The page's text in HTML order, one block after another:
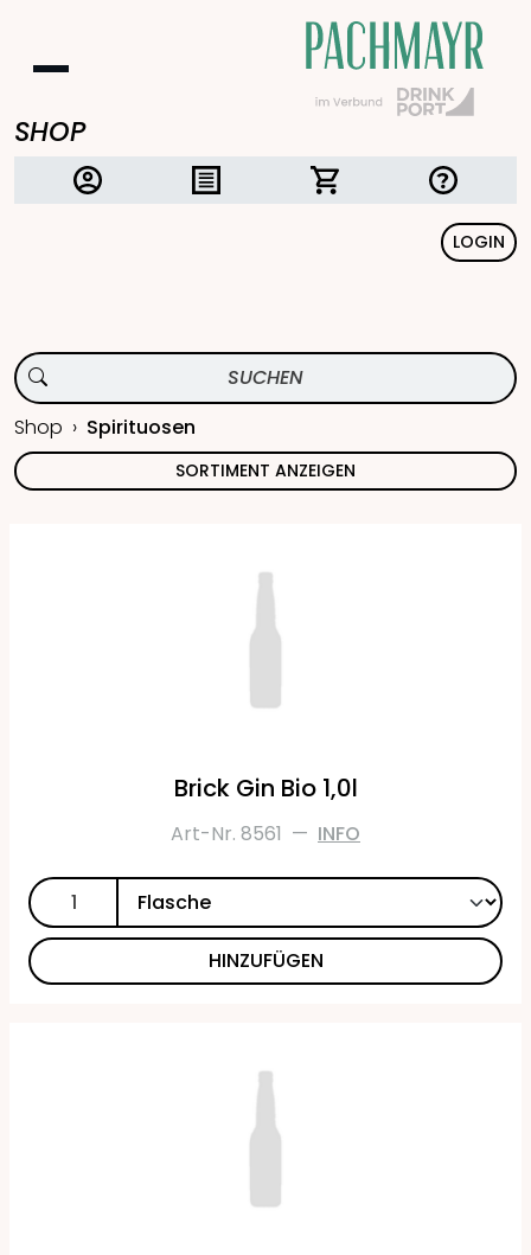
SHOP
LOGIN
Shop Spirituosen
SORTIMENT ANZEIGEN
Brick Gin Bio 1,0l
Art-Nr. 8561 — INFO
HINZUFÜGEN